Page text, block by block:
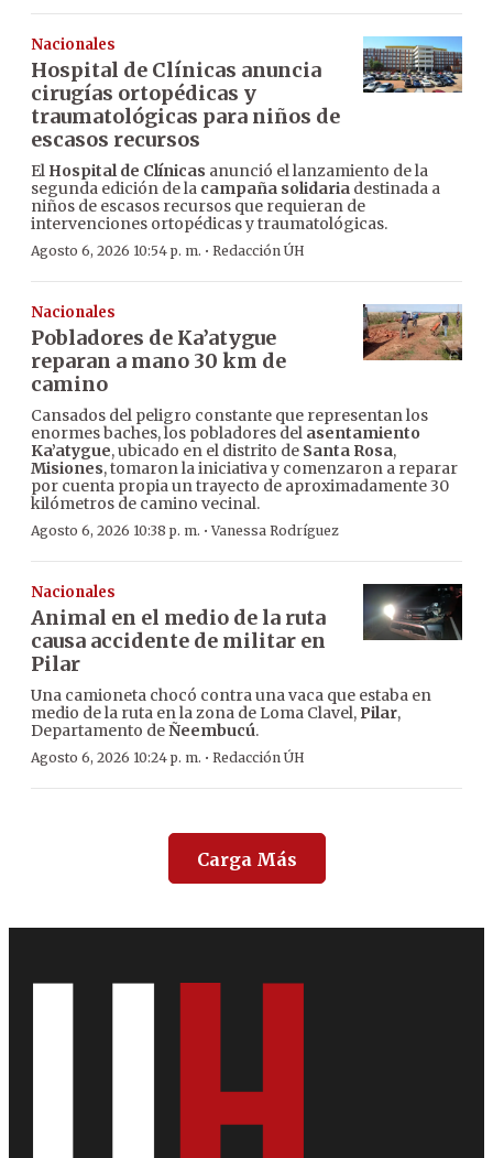
Nacionales
Hospital de Clínicas anuncia
cirugías ortopédicas y
traumatológicas para niños de
escasos recursos
El Hospital de Clínicas anunció el lanzamiento de la
segunda edición de la campaña solidaria destinada a
niños de escasos recursos que requieran de
intervenciones ortopédicas y traumatológicas.
Agosto 6, 2026 10:54 p. m. · Redacción ÚH
Nacionales
Pobladores de Ka’atygue
reparan a mano 30 km de
camino
Cansados del peligro constante que representan los
enormes baches, los pobladores del asentamiento
Ka’atygue, ubicado en el distrito de Santa Rosa,
Misiones, tomaron la iniciativa y comenzaron a reparar
por cuenta propia un trayecto de aproximadamente 30
kilómetros de camino vecinal.
Agosto 6, 2026 10:38 p. m. ·Vanessa Rodríguez
Nacionales
Animal en el medio de la ruta
causa accidente de militar en
Pilar
Una camioneta chocó contra una vaca que estaba en
medio de la ruta en la zona de Loma Clavel, Pilar,
Departamento deÑeembucú.
Agosto 6, 2026 10:24 p. m. · Redacción ÚH
Carga Más